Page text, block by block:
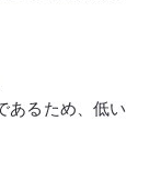
あるため、低い